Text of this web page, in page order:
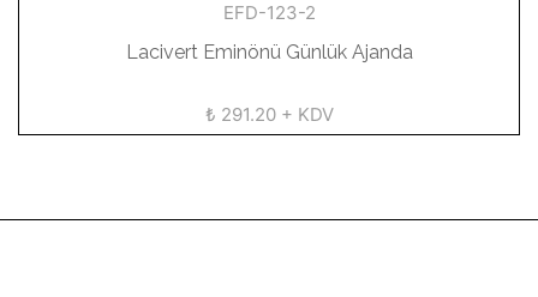
EFD-123-2
Lacivert Eminönü Günlük Ajanda
₺ 291.20 + KDV